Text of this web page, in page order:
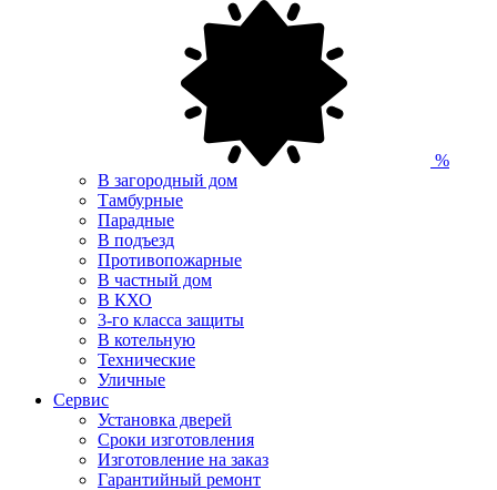
%
В загородный дом
Тамбурные
Парадные
В подъезд
Противопожарные
В частный дом
В КХО
3-го класса защиты
В котельную
Технические
Уличные
Сервис
Установка дверей
Сроки изготовления
Изготовление на заказ
Гарантийный ремонт